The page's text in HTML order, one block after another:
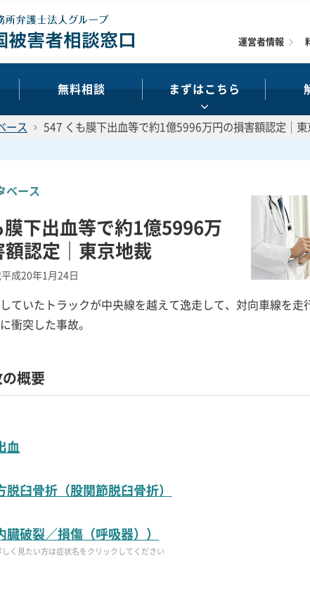
無料相談 まずはこちら
運営者情報
ース 547 くも膜下出血等で約1億5996万円の損害額認定｜東
ベース
膜下出血等で約1億5996万
額認定｜東京地裁
成20年1月24日
ていたトラックが中央線を越えて逸走して、対向車線を走
衝突した事故。
概要
血
脱臼骨折（股関節脱臼骨折）
臓破裂／損傷（呼吸器））
く見たい方は症状名をクリックしてください